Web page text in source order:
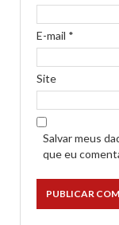
E-mail *
Site
Salvar meus
que eu